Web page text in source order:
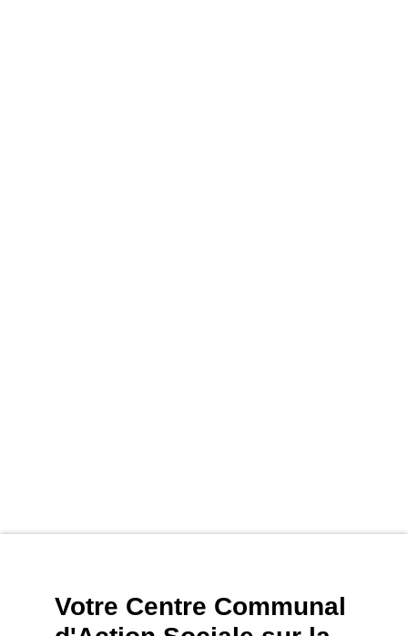
Votre Centre Communal